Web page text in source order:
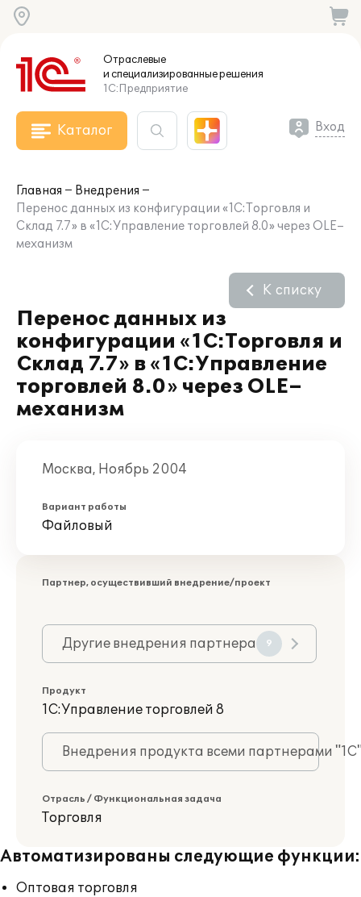
Отраслевые
и специализированныерешения
1С:Предприятие
Каталог Вход
Главная
Внедрения
Перенос данных из конфигурации «1С:Торговля и
Склад 7.7» в «1С:Управление торговлей 8.0» через OLE–
механизм
Перенос данных из
конфигурации «1С:Торговля и
Склад 7.7» в «1С:Управление
торговлей 8.0» через OLE–
механизм
К списку
Москва, Ноябрь 2004
Вариант работы
Файловый
Партнер, осуществивший внедрение/проект
Другие внедрения партнера 9
Продукт
1С:Управление торговлей 8
Внедрения продукта всеми партнерами
Отрасль / Функциональная задача
Торговля
Автоматизированы следующие функции:
Оптовая торговля